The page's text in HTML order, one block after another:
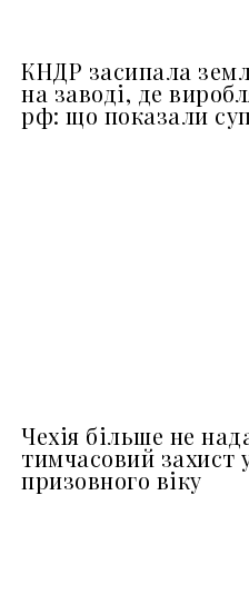
КНДР засипала
на заводі, де
рф: що показали
Чехія більше не
тимчасовий захист
призовного віку